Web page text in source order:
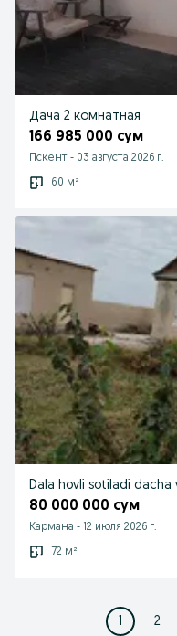
Дача 2 комнатная
166 985 000 сум
Пскент - 03 августа 2026 г.
60 м²
Dala hovli sotiladi dacha
80 000 000 сум
Кармана - 12 июля 2026 г.
72 м²
1 2